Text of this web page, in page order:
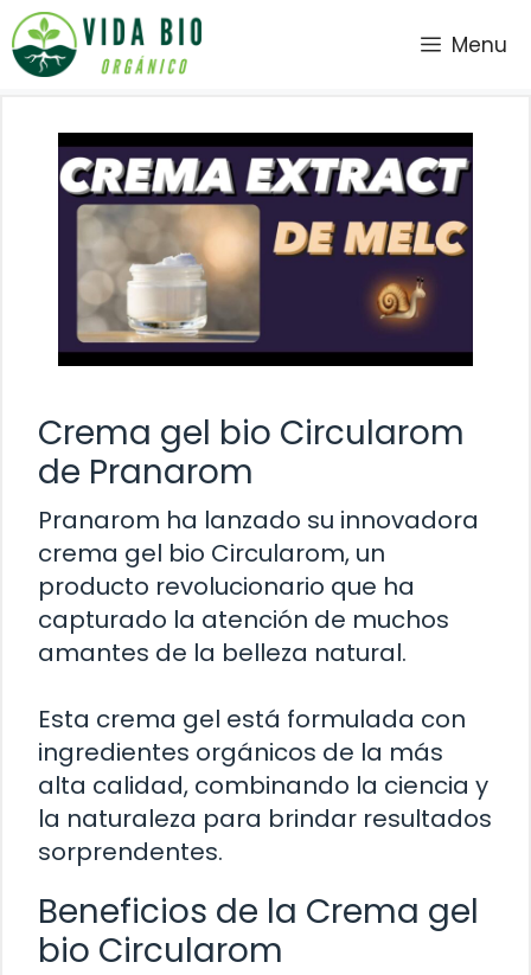
Saltar
al
contenido
Menu
Crema gel bio Circularom
de Pranarom
Pranarom ha lanzado su innovadora
crema gel bio Circularom, un
producto revolucionario que ha
capturado la atención de muchos
amantes de la belleza natural.
Esta crema gel está formulada con
ingredientes orgánicos de la más
alta calidad, combinando la ciencia y
la naturaleza para brindar resultados
sorprendentes.
Beneficios de la Crema gel
bio Circularom